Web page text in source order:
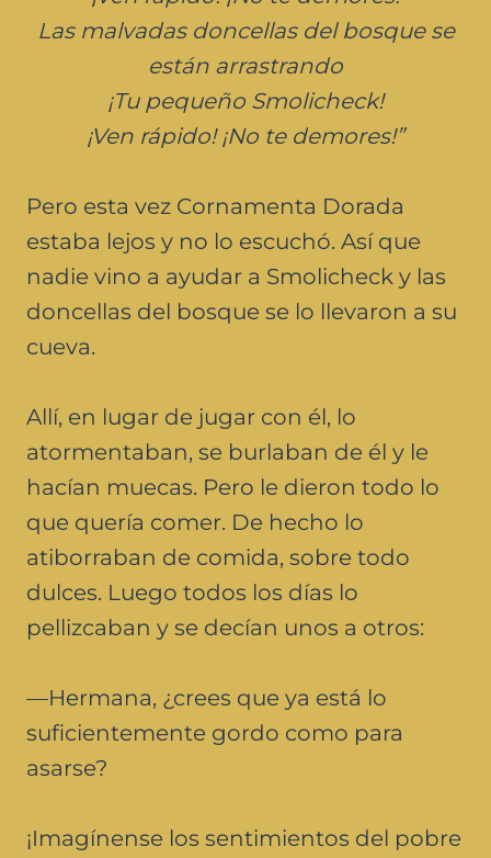
Las malvadas doncellas del bosque se
están arrastrando
¡Tu pequeño Smolicheck!
¡Ven rápido! ¡No te demores!”
Pero esta vez Cornamenta Dorada
estaba lejos y no lo escuchó. Así que
nadie vino a ayudar a Smolicheck y las
doncellas del bosque se lo llevaron a su
cueva.
Allí, en lugar de jugar con él, lo
atormentaban, se burlaban de él y le
hacían muecas. Pero le dieron todo lo
que quería comer. De hecho lo
atiborraban de comida, sobre todo
dulces. Luego todos los días lo
pellizcaban y se decían unos a otros:
—Hermana, ¿crees que ya está lo
suficientemente gordo como para
asarse?
¡Imagínense los sentimientos del pobre